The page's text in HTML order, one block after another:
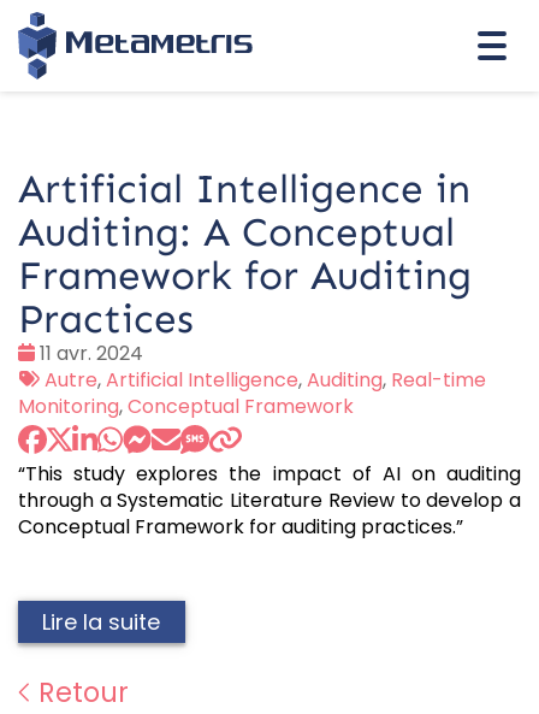
Artificial Intelligence in
Auditing: A Conceptual
Framework for Auditing
Practices
Date
:
11 avr. 2024
Tags
:
Autre,Artificial Intelligence,Auditing, Real-time
Monitoring,Conceptual Framework
“This study explores the impact of AI on auditing
through a Systematic Literature Review to develop a
Conceptual Framework for auditing practices.”
Lire la suite
Retour